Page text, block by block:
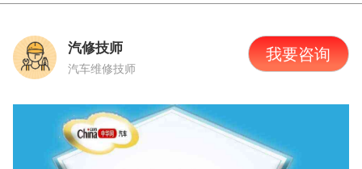
汽修技师
汽车维修技师
我要咨询